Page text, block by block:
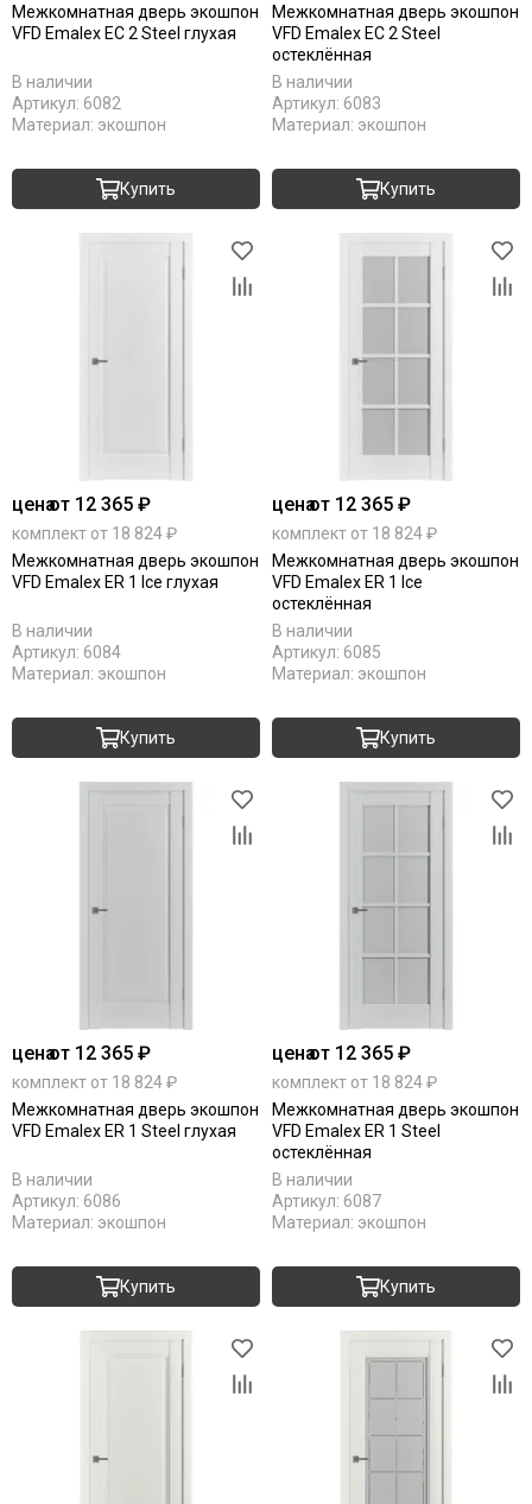
Межкомнатная дверь экошпон
VFD Emalex EC 2 Steel глухая
В наличии
Артикул: 6082
Материал: экошпон
Купить
Межкомнатная дверь экошпон
VFD Emalex EC 2 Steel
остеклённая
В наличии
Артикул: 6083
Материал: экошпон
Купить
ценаот 12 365 ₽
комплект от 18 824 ₽
Межкомнатная дверь экошпон
VFD Emalex ER 1 Ice глухая
В наличии
Артикул: 6084
Материал: экошпон
Купить
ценаот 12 365 ₽
комплект от 18 824 ₽
Межкомнатная дверь экошпон
VFD Emalex ER 1 Ice
остеклённая
В наличии
Артикул: 6085
Материал: экошпон
Купить
ценаот 12 365 ₽
комплект от 18 824 ₽
Межкомнатная дверь экошпон
VFD Emalex ER 1 Steel глухая
В наличии
Артикул: 6086
Материал: экошпон
Купить
ценаот 12 365 ₽
комплект от 18 824 ₽
Межкомнатная дверь экошпон
VFD Emalex ER 1 Steel
остеклённая
В наличии
Артикул: 6087
Материал: экошпон
Купить